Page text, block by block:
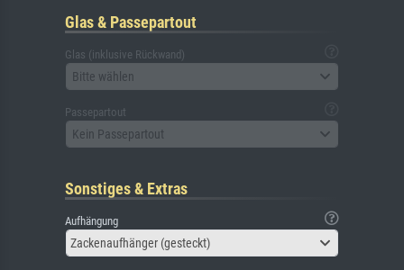
Glas & Passepartout
Glas (inklusive Rückwand)
Bitte wählen
Passepartout
Kein Passepartout
Sonstiges & Extras
Aufhängung
Zackenaufhänger (gesteckt)